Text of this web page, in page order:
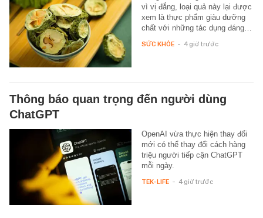
vì vị đắng, loại quả này lại được
xem là thực phẩm giàu dưỡng
chất với những tác dụng đáng…
SỨC KHỎE - 4 giờ trước
Thông báo quan trọng đến người dùng
ChatGPT
OpenAI vừa thực hiện thay đổi
mới có thể thay đổi cách hàng
triệu người tiếp cận ChatGPT
mỗi ngày.
TEK-LIFE - 4 giờ trước